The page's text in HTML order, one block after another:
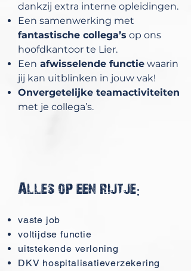
dankzij extra interne opleidingen.
Een samenwerking met
fantastische collega’s op ons
hoofdkantoor te Lier.
Een afwisselende functie waarin
jij kan uitblinken in jouw vak!
Onvergetelijke teamactiviteiten
met je collega’s.
Alles op een rijtje:
vaste job
voltijdse functie
uitstekende verloning
DKV hospitalisatieverzekering